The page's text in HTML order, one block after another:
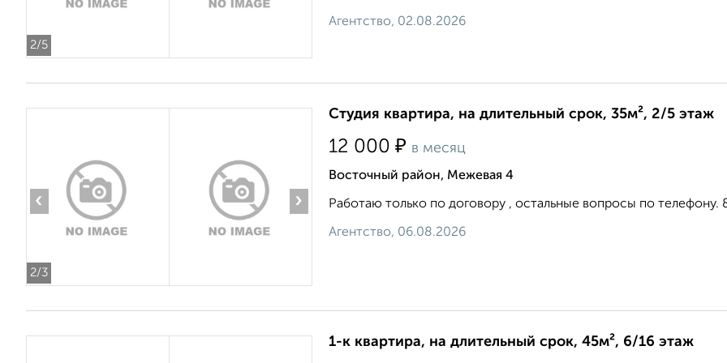
2/5
Агентство, 02.08.2026
2/3
‹ ›
Студия квартира, на длительный срок, 35м², 2/5 этаж
12 000 ₽ в месяц
Восточный район, Межевая 4
Работаю только по договору , остальные вопросы по телефону.
Агентство, 06.08.2026
1-к квартира, на длительный срок, 45м², 6/16 этаж